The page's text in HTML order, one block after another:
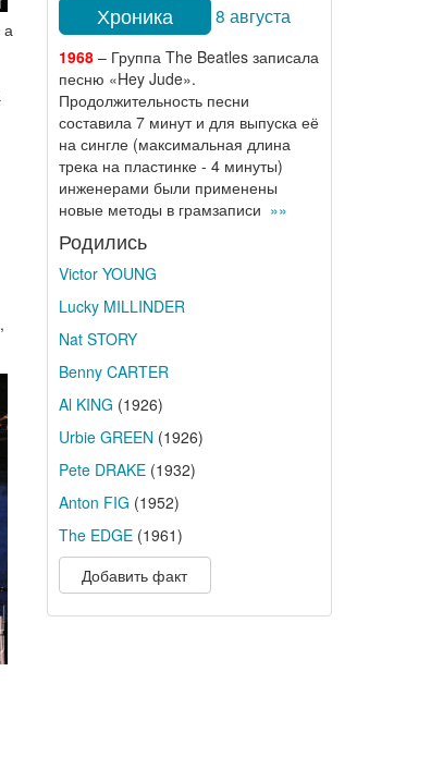
а
Хроника 8 августа
1968– Группа The Beatles записала
песню «Hey Jude».
Продолжительность песни
составила 7 минут и для выпуска её
на сингле (максимальная длина
трека на пластинке - 4 минуты)
инженерами были применены
новые методы в грамзаписи »»
Родились
Victor YOUNG
Lucky MILLINDER
Nat STORY
Benny CARTER
Al KING (1926)
Urbie GREEN (1926)
Pete DRAKE(1932)
Anton FIG (1952)
The EDGE(1961)
Добавить факт